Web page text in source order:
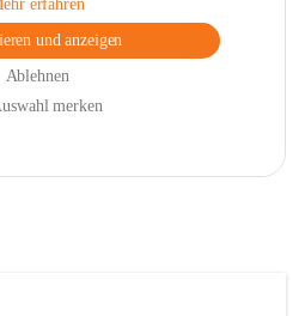
erfahren
und anzeigen
Ablehnen
merken